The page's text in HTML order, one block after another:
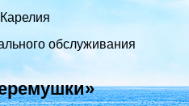
обслуживания